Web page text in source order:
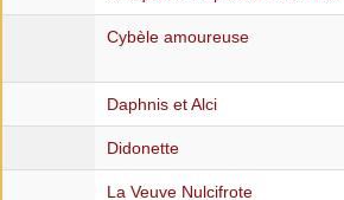
Cybèle amoureuse
Daphnis et Alci
Didonette
La Veuve Nulcifrote